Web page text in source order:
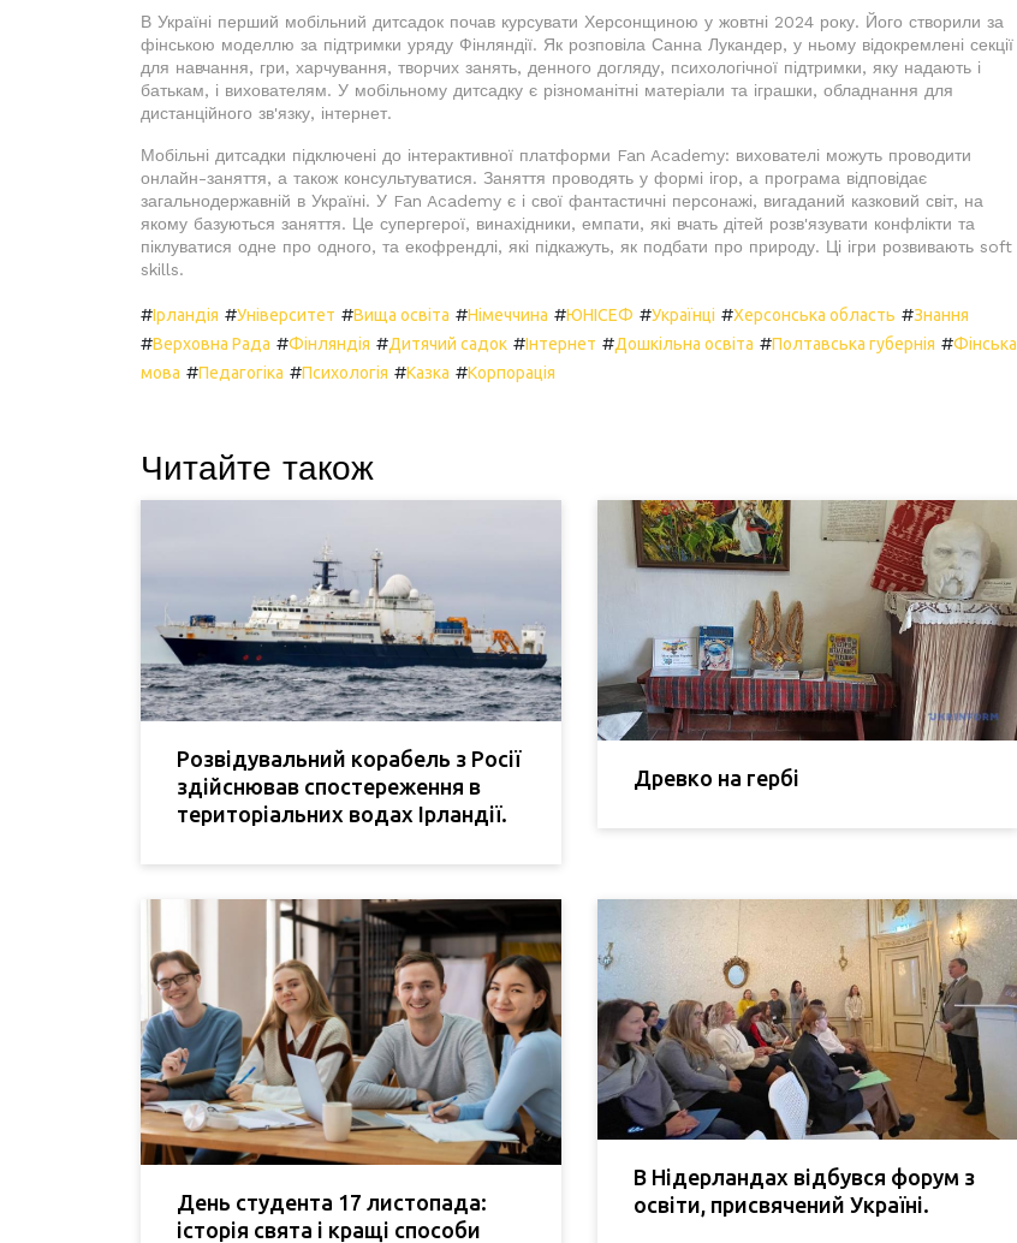
В Україні перший мобільний дитсадок почав курсувати Херсонщиною у жовтні 2024 року. Його створили за
фінською моделлю за підтримки уряду Фінляндії. Як розповіла Санна Лукандер, у ньому відокремлені секції
для навчання, гри, харчування, творчих занять, денного догляду, психологічної підтримки, яку надають і
батькам, і вихователям. У мобільному дитсадку є різноманітні матеріали та іграшки, обладнання для
дистанційного зв'язку, інтернет.
Мобільні дитсадки підключені до інтерактивної платформи Fan Academy: вихователі можуть проводити
онлайн-заняття, а також консультуватися. Заняття проводять у формі ігор, а програма відповідає
загальнодержавній в Україні. У Fan Academy є і свої фантастичні персонажі, вигаданий казковий світ, на
якому базуються заняття. Це супергерої, винахідники, емпати, які вчать дітей розв'язувати конфлікти та
піклуватися одне про одного, та екофрендлі, які підкажуть, як подбати про природу. Ці ігри розвивають soft
skills.
#Ірландія #Університет #Вища освіта #Німеччина #ЮНІСЕФ #Українці #Херсонська область #Знання
#Верховна Рада #Фінляндія #Дитячий садок #Інтернет #Дошкільна освіта #Полтавська губернія #Фінська
мова #Педагогіка #Психологія #Казка #Корпорація
Читайте також
Розвідувальний корабель з Росії
здійснював спостереження в
територіальних водах Ірландії.
Древко на гербі
День студента 17 листопада:
історія свята і кращі способи
В Нідерландах відбувся форум з
освіти, присвячений Україні.